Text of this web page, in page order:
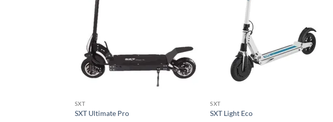
SXT
SXT Ultimate Pro
SXT
SXT Light Eco